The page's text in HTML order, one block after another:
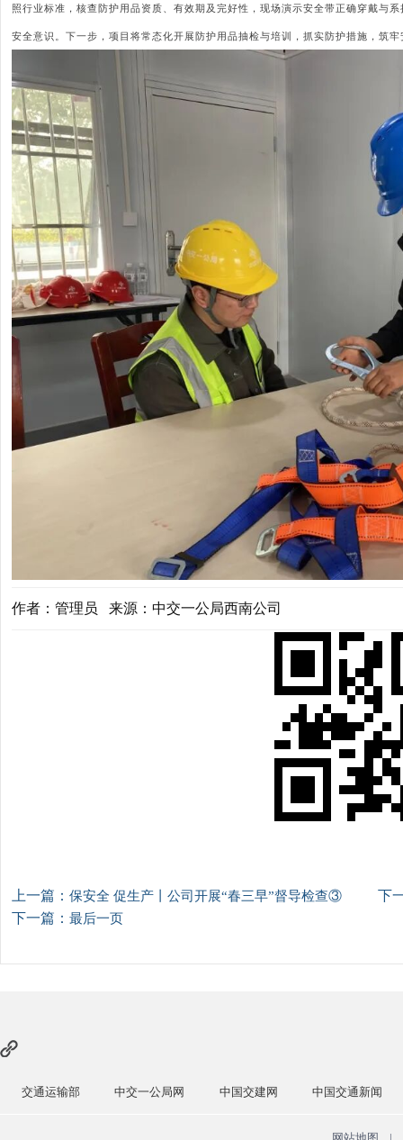
照行业标准，核查防护用品资质、有效期及完好性，现场演示安全带正确穿戴与
安全意识。下一步，项目将常态化开展防护用品抽检与培训，抓实防护措施，筑
作者：管理员 来源：中交一公局西南公司
上一篇： 保安全 促生产丨公司开展“春三早”督导检查③
下
下一篇： 最后一页
运输部 中交一公局网 中国交建网 中国交通新闻 中